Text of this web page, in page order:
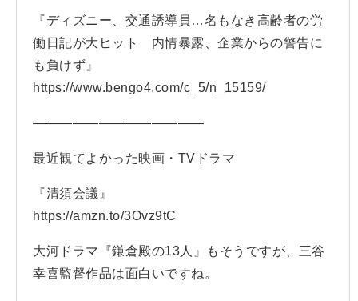
『ディズニー、交通誘導員…名もなき高齢者の労
働日記が大ヒット 内情暴露、企業からの警告に
も負けず』
https://www.bengo4.com/c_5/n_15159/
—————————————
最近観てよかった映画・TVドラマ
『清須会議』
https://amzn.to/3Ovz9tC
大河ドラマ『鎌倉殿の13人』もそうですが、三谷
幸喜監督作品は面白いですね。